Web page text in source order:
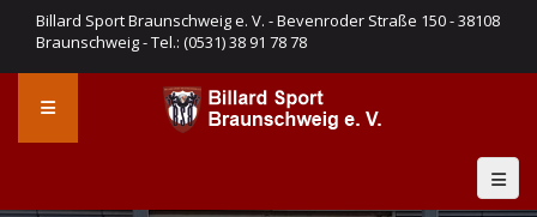
Billard Sport Braunschweig e. V. - Bevenroder Straße 150 - 38108
Braunschweig - Tel.: (0531) 38 91 78 78